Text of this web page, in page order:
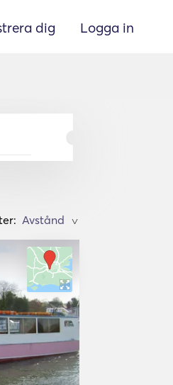
dig Logga in
>